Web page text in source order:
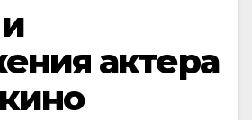
актера